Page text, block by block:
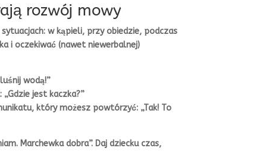
rozwój mowy
w kąpieli, przy obiedzie, podczas
i oczekiwać (nawet niewerbalnej)
wodą!”
jest kaczka?”
który możesz powtórzyć: „Tak! To
Marchewka dobra”. Daj dziecku czas,